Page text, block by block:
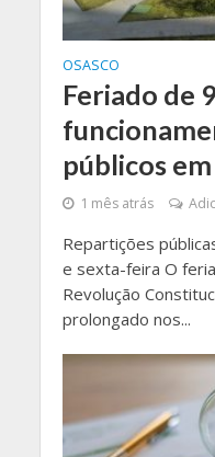
OSASCO
Feriado de
públicos
1 mês atrás
Repartições
e sexta-feira O
Revolução
prolongado nos...